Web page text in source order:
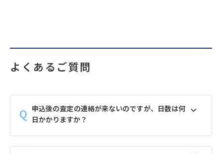
よくあるご質問
申込後の査定の連絡が来ないのですが、日数は何
日かかりますか？